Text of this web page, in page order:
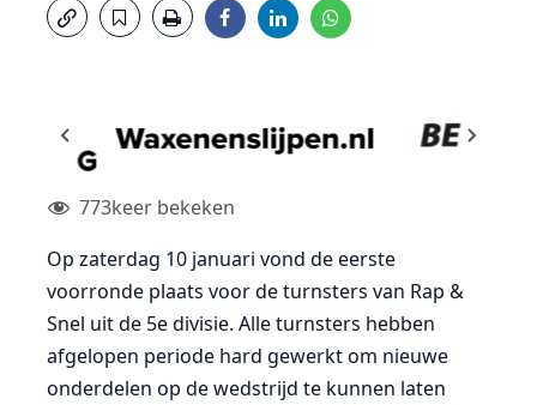
773keer bekeken
Op zaterdag 10 januari vond de eerste
voorronde plaats voor de turnsters van Rap &
Snel uit de 5e divisie. Alle turnsters hebben
afgelopen periode hard gewerkt om nieuwe
onderdelen op de wedstrijd te kunnen laten